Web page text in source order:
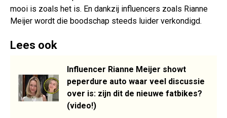
mooi is zoals het is. En dankzij influencers zoals Rianne
Meijer wordt die boodschap steeds luider verkondigd.
Lees ook
Influencer Rianne Meijer showt
peperdure auto waar veel discussie
over is: zijn dit de nieuwe fatbikes?
(video!)